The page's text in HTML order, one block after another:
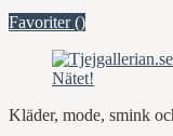
Favoriter ()
Kläder, mode, smink